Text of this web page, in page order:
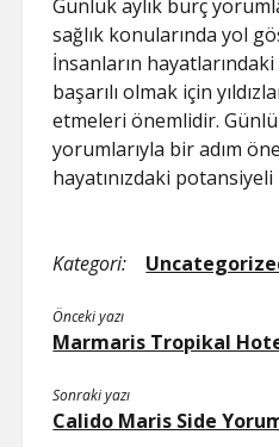
Günlük aylık burç
sağlık konularında yol
İnsanların
başarılı olmak için
etmeleri önemlidir.
yorumlarıyla bir adım
hayatınızdaki
Kategori:
Önceki yazı
Marmaris Tropikal
Sonraki yazı
Calido Maris Side